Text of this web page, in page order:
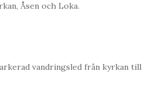
Åsen och Loka.
vandringsled från kyrkan till